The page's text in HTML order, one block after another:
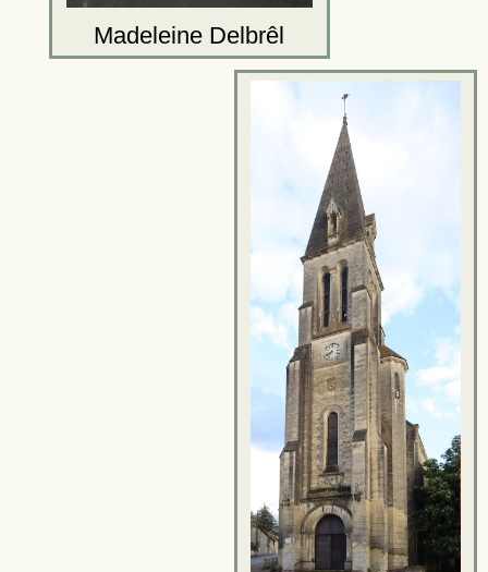
Madeleine Delbrêl